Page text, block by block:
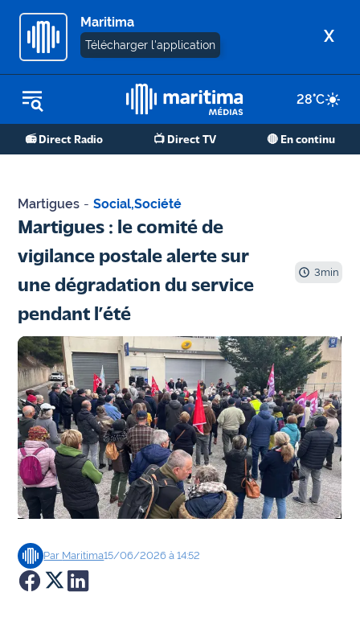
Maritima
Télécharger l'application X
28°C
📻 Direct Radio 📺 Direct TV 🔴 En continu
REPLAY RADIO
REPLAY TV
Martigues
- Etang
de Berre
Marseille
- Aix
OM
Agenda
Faits
divers
Sports
Société
Culture
Martigues - Social,Société
Martigues : le comité de
vigilance postale alerte sur
une dégradation du service
pendant l’été
3min
Par Maritima15/06/2026 à 14:52